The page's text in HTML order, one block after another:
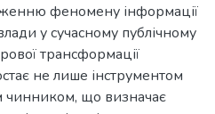
феномену інформації
у сучасному публічному
трансформації
не лише інструментом
чинником, що визначає